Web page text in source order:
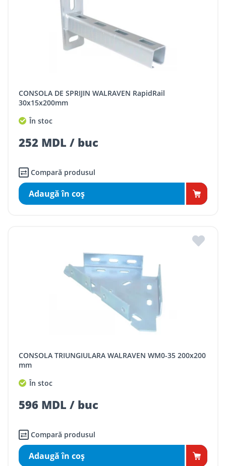
CONSOLA DE SPRIJIN WALRAVEN RapidRail
30x15x200mm
În stoc
252 MDL / buc
Compară produsul
Adaugă în coş
CONSOLA TRIUNGIULARA WALRAVEN WM0-35 200x200
mm
În stoc
596 MDL / buc
Compară produsul
Adaugă în coş